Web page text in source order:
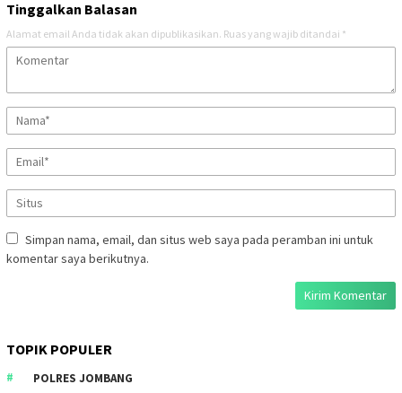
Tinggalkan Balasan
Alamat email Anda tidak akan dipublikasikan. Ruas yang wajib ditandai *
Simpan nama, email, dan situs web saya pada peramban ini untuk
komentar saya berikutnya.
TOPIK POPULER
POLRES JOMBANG